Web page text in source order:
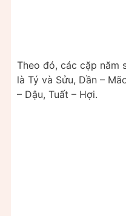
Theo đó, các cặp năm
là Tý và Sửu, Dần –
– Dậu, Tuất – Hợi.